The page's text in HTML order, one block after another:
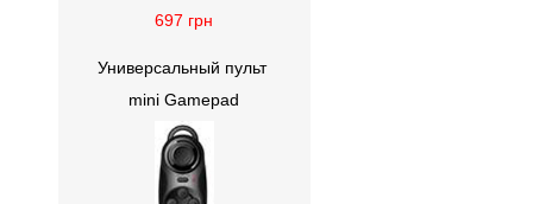
697 грн
Универсальный пульт
mini Gamepad